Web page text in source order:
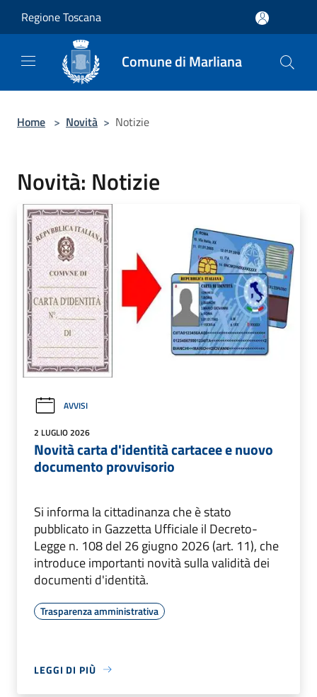
Regione Toscana
Comune di Marliana
Home > Novità > Notizie
Novità: Notizie
AVVISI
2 LUGLIO 2026
Novità carta d'identità cartacee e nuovo
documento provvisorio
Si informa la cittadinanza che è stato
pubblicato in Gazzetta Ufficiale il Decreto-
Legge n. 108 del 26 giugno 2026 (art. 11), che
introduce importanti novità sulla validità dei
documenti d'identità.
Trasparenza amministrativa
LEGGI DI PIÙ